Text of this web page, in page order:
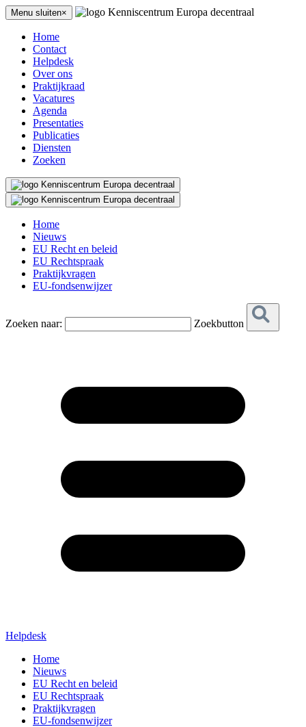
Menu sluiten×
Home
Contact
Helpdesk
Over ons
Praktijkraad
Vacatures
Agenda
Presentaties
Publicaties
Diensten
Zoeken
Home
Nieuws
EU Recht en beleid
EU Rechtspraak
Praktijkvragen
EU-fondsenwijzer
Zoeken naar: Zoekbutton
Helpdesk
Home
Nieuws
EU Recht en beleid
EU Rechtspraak
Praktijkvragen
EU-fondsenwijzer